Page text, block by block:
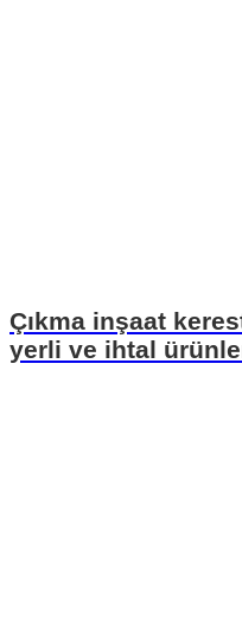
Çıkma inşaat
yerli ve ihtal